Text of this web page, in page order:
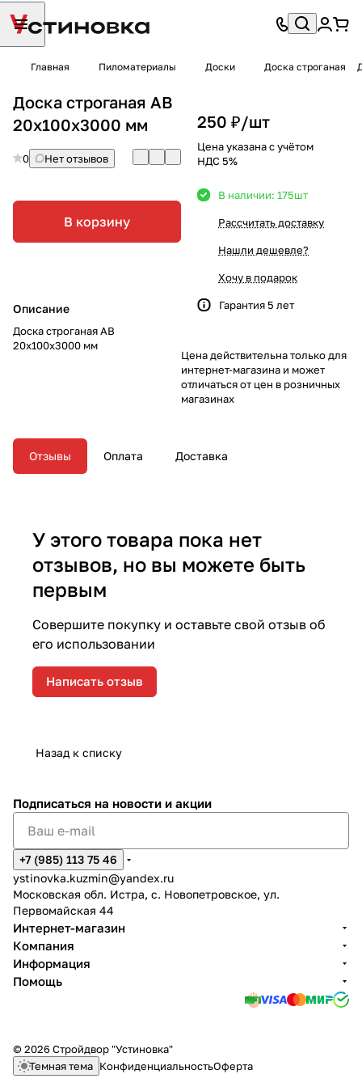
Главная Пиломатериалы Доски Доска строганая
Доска строганая AB
20х100х3000 мм
0 Нет отзывов
В корзину
Описание
Доска строганая AB
20х100х3000 мм
250 ₽/шт
Цена указана с учётом
НДС 5%
В наличии: 175шт
Рассчитать доставку
Нашли дешевле?
Хочу в подарок
Гарантия 5 лет
Цена действительна только для
интернет-магазина и может
отличаться от цен в розничных
магазинах
Отзывы Оплата Доставка
У этого товара пока нет
отзывов, но вы можете быть
первым
Совершите покупку и оставьте свой отзыв об
его использовании
Написать отзыв
Назад к списку
Подписаться на новости и акции
+7 (985) 113 75 46
ystinovka.kuzmin@yandex.ru
Московская обл. Истра, с. Новопетровское, ул.
Первомайская 44
Интернет-магазин
Компания
Информация
Помощь
© 2026 Стройдвор "Устиновка"
Темная тема КонфиденциальностьОферта